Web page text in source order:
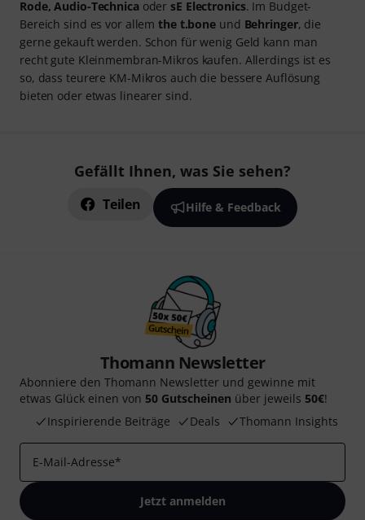
Rode, Audio-TechnicaodersE Electronics. Im Budget-
Bereich sind es vor allemthe t.bone und Behringer, die
gerne gekauft werden. Schon für wenig Geld kann man
recht gute Kleinmembran-Mikros kaufen. Allerdings ist es
so, dass teurere KM-Mikros auch die bessere Auflösung
bieten oder etwas linearer sind.
Gefällt Ihnen, was Sie sehen?
Teilen Hilfe & Feedback
Thomann Newsletter
Abonniere den Thomann Newsletter und gewinne mit
etwas Glück einen von 50 Gutscheinen über jeweils 50€!
Inspirierende Beiträge
Deals Thomann Insights
E-Mail-Adresse*
Jetzt anmelden